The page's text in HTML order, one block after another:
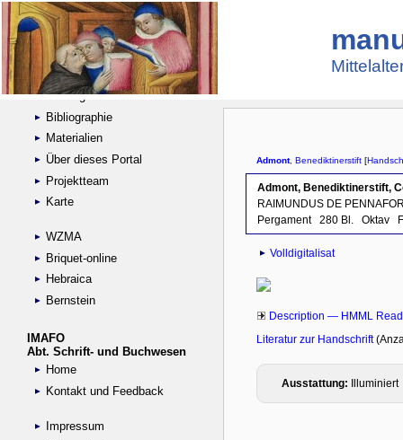
Suche
Handschriftensammlungen
Digitalisierte Handschriften
Kataloge
Bibliographie
Materialien
Über dieses Portal
Projektteam
Karte
WZMA
Briquet-online
Hebraica
Bernstein
IMAFO
Abt. Schrift- und Buchwesen
Home
Kontakt und Feedback
Impressum